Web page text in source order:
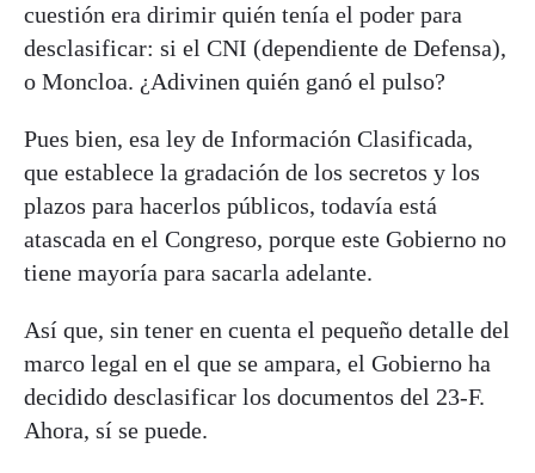
cuestión era dirimir quién tenía el poder para
desclasificar: si el CNI (dependiente de Defensa),
o Moncloa. ¿Adivinen quién ganó el pulso?
Pues bien, esa ley de Información Clasificada,
que establece la gradación de los secretos y los
plazos para hacerlos públicos, todavía está
atascada en el Congreso, porque este Gobierno no
tiene mayoría para sacarla adelante.
Así que, sin tener en cuenta el pequeño detalle del
marco legal en el que se ampara, el Gobierno ha
decidido desclasificar los documentos del 23-F.
Ahora, sí se puede.